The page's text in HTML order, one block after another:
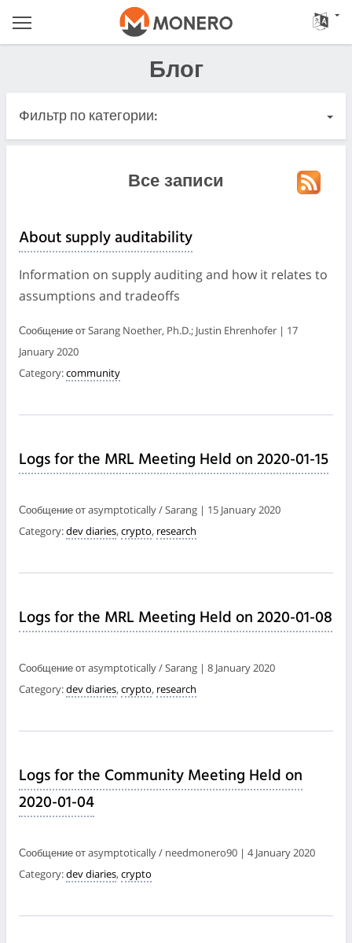
Блог
Фильтр по категории:
Релизы
Сообщество
Журналы встреч
Все записи
About supply auditability
Information on supply auditing and how it relates to
assumptions and tradeoffs
Сообщение от Sarang Noether, Ph.D.; Justin Ehrenhofer | 17
January 2020
Category:community
Logs for the MRL Meeting Held on 2020-01-15
Сообщение от asymptotically / Sarang | 15 January 2020
Category:dev diaries, crypto, research
Logs for the MRL Meeting Held on 2020-01-08
Сообщение от asymptotically / Sarang | 8 January 2020
Category:dev diaries, crypto, research
Logs for the Community Meeting Held on
2020-01-04
Сообщение от asymptotically / needmonero90 | 4 January 2020
Category:dev diaries, crypto